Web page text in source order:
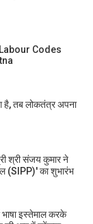
Codes
है, तब लोकतंत्र अपना
श्री संजय कुमार ने
(SIPP)' का शुभारंभ
भाषा इस्तेमाल करके